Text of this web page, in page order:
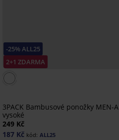
-25% ALL25
2+1 ZDARMA
3PACK Bambusové ponožky MEN-A
vysoké
249 Kč
187 Kč kód: ALL25